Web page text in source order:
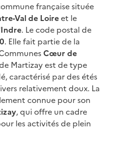
française située
Val de Loireet le
Indre. Le code postal de
. Elle fait partie de la
Cœur de
Martizay est de type
caractérisé par des étés
relativement doux. La
connue pour son
, qui offre un cadre
les activités de plein